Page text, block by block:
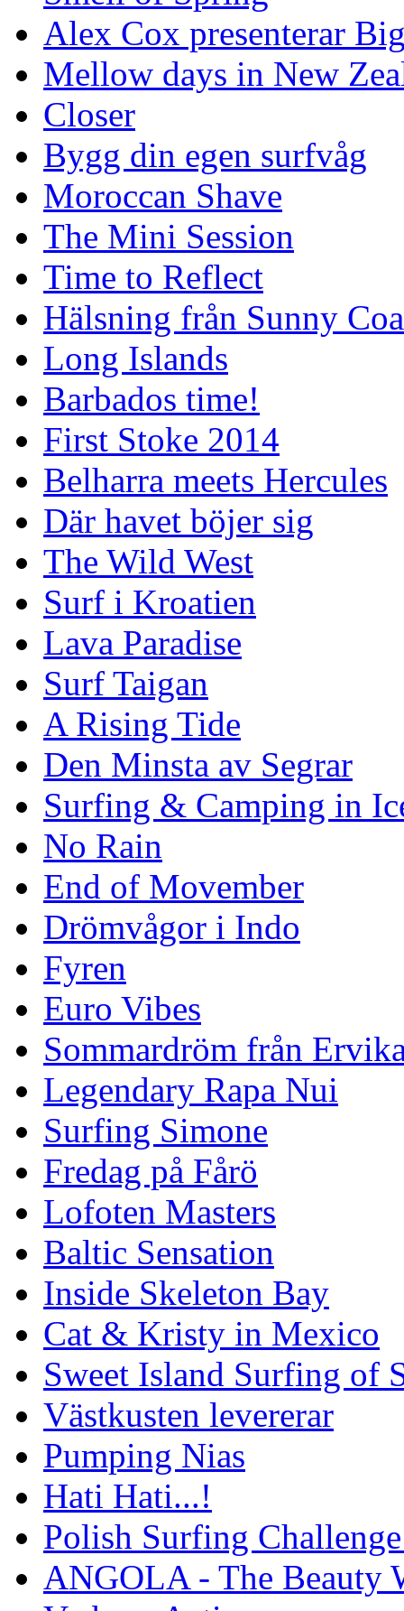
Alex Cox presenterar
Mellow days in New
Closer
Bygg din egen surfvåg
Moroccan Shave
The Mini Session
Time to Reflect
Hälsning från Sunny
Long Islands
Barbados time!
First Stoke 2014
Belharra meets Hercules
Där havet böjer sig
The Wild West
Surf i Kroatien
Lava Paradise
Surf Taigan
A Rising Tide
Den Minsta av Segrar
Surfing & Camping in
No Rain
End of Movember
Drömvågor i Indo
Fyren
Euro Vibes
Sommardröm från
Legendary Rapa Nui
Surfing Simone
Fredag på Fårö
Lofoten Masters
Baltic Sensation
Inside Skeleton Bay
Cat & Kristy in Mexico
Sweet Island Surfing of
Västkusten levererar
Pumping Nias
Hati Hati...!
Polish Surfing
ANGOLA - The Beauty